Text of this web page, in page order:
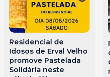
Residencial de
Idosos de Erval Velho
promove Pastelada
Solidária neste